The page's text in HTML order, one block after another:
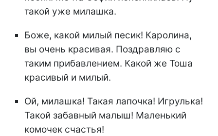
такой уже милашка.
Боже, какой милый песик! Каролина,
вы очень красивая. Поздравляю с
таким прибавлением. Какой же Тоша
красивый и милый.
Ой, милашка! Такая лапочка! Игрулька!
Такой забавный малыш! Маленький
комочек счастья!